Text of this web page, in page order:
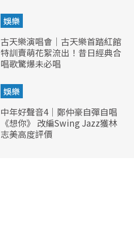
娛樂
古天樂演唱會｜古天樂首踏紅館
特訓賣萌花絮流出！昔日經典合
唱歌驚爆未必唱
娛樂
中年好聲音4｜鄭仲豪自彈自唱
《想你》 改編Swing Jazz獲林
志美高度評價